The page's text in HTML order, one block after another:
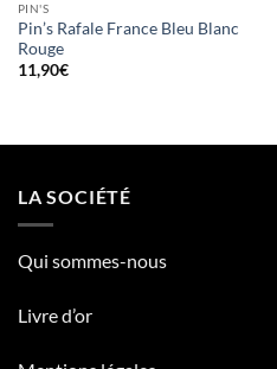
PIN'S
Pin’s Rafale France Bleu Blanc
Rouge
11,90€
LA SOCIÉTÉ
Qui sommes-nous
Livre d’or